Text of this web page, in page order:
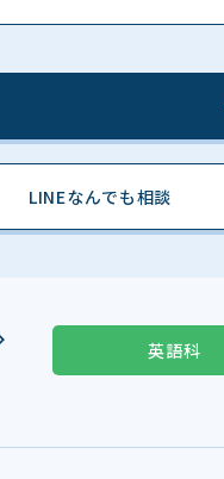
LINEなんでも相談
英語科